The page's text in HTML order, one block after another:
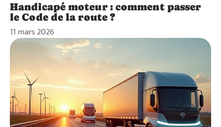
Handicapé moteur : comment passer
le Code de la route ?
11 mars 2026